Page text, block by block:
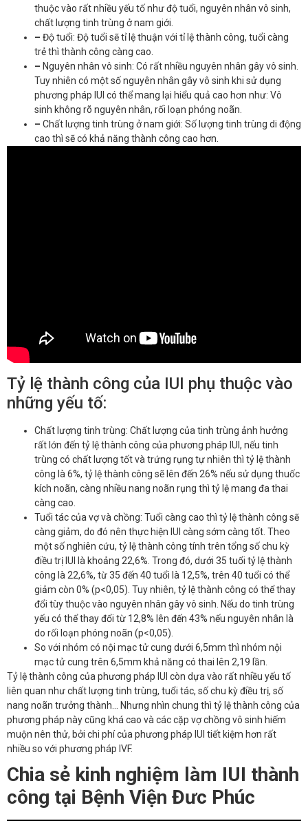
thuộc vào rất nhiều yếu tố như độ tuổi, nguyên nhân vô sinh,
chất lượng tinh trùng ở nam giới.
– Độ tuổi: Độ tuổi sẽ tỉ lệ thuận với tỉ lệ thành công, tuổi càng
trẻ thì thành công càng cao.
– Nguyên nhân vô sinh: Có rất nhiều nguyên nhân gây vô sinh.
Tuy nhiên có một số nguyên nhân gây vô sinh khi sử dụng
phương pháp IUI có thể mang lại hiểu quả cao hơn như: Vô
sinh không rõ nguyên nhân, rối loạn phóng noãn.
– Chất lượng tinh trùng ở nam giới: Số lượng tinh trùng di động
cao thì sẽ có khả năng thành công cao hơn.
Tỷ lệ thành công của IUI phụ thuộc vào
những yếu tố:
Chất lượng tinh trùng: Chất lượng của tinh trùng ảnh hưởng
rất lớn đến tỷ lệ thành công của phương pháp IUI, nếu tinh
trùng có chất lượng tốt và trứng rụng tự nhiên thì tỷ lệ thành
công là 6%, tỷ lệ thành công sẽ lên đến 26% nếu sử dụng thuốc
kích noãn, càng nhiều nang noãn rụng thì tỷ lệ mang đa thai
càng cao.
Tuổi tác của vợ và chồng: Tuổi càng cao thì tỷ lệ thành công sẽ
càng giảm, do đó nên thực hiện IUI càng sớm càng tốt. Theo
một số nghiên cứu, tỷ lệ thành công tính trên tổng số chu kỳ
điều trị IUI là khoảng 22,6%. Trong đó, dưới 35 tuổi tỷ lệ thành
công là 22,6%, từ 35 đến 40 tuổi là 12,5%, trên 40 tuổi có thể
giảm còn 0% (p<0,05). Tuy nhiên, tỷ lệ thành công có thể thay
đổi tùy thuộc vào nguyên nhân gây vô sinh. Nếu do tinh trùng
yếu có thể thay đổi từ 12,8% lên đến 43% nếu nguyên nhân là
do rối loạn phóng noãn (p<0,05).
So với nhóm có nội mạc tử cung dưới 6,5mm thì nhóm nội
mạc tử cung trên 6,5mm khả năng có thai lên 2,19 lần.
Tỷ lệ thành công của phương pháp IUI còn dựa vào rất nhiều yếu tố
liên quan như chất lượng tinh trùng, tuổi tác, số chu kỳ điều trị, số
nang noãn trưởng thành… Nhưng nhìn chung thì tỷ lệ thành công của
phương pháp này cũng khá cao và các cặp vợ chồng vô sinh hiếm
muộn nên thử, bởi chi phí của phương pháp IUI tiết kiệm hơn rất
nhiều so với phương pháp IVF.
Chia sẻ kinh nghiệm làm IUI thành
công tại Bệnh Viện Đưc Phúc